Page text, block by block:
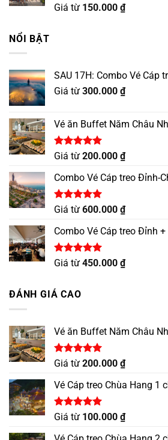
Được xếp
Giá từ 150.000 ₫
NỔI BẬT
SAU 17H: Combo Vé Cáp
Giá từ 300.000 ₫
Vé ăn Buffet Năm Châu
Được xếp
5 sao
Giá từ 200.000 ₫
Combo Vé Cáp treo Đỉnh-
Được xếp
5 sao
Giá từ 600.000 ₫
Combo Vé Cáp treo Đỉnh
Được xếp
Giá từ 450.000 ₫
ĐÁNH GIÁ CAO
Vé ăn Buffet Năm Châu
Được xếp
5 sao
Giá từ 200.000 ₫
Vé Cáp treo Chùa Hang 1
Được xếp
5 sao
Giá từ 100.000 ₫